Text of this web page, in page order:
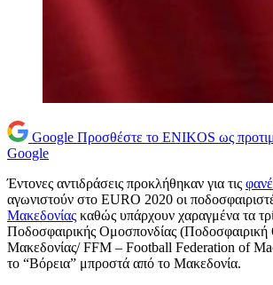
Google Προσθέστε το ENIKOS ως
Google
Έντονες αντιδράσεις προκλήθηκαν για τις
αγωνιστούν στο EURO 2020 οι
Μακεδονίας καθώς υπάρχουν χαραγμένα τα
Ποδοσφαιρικής Ομοσπονδίας
Μακεδονίας/ FFM – Football Federation of
το “Βόρεια” μπροστά από το Μακεδονία.